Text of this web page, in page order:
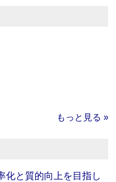
もっと見る »
化と質的向上を目指し